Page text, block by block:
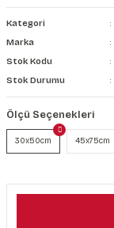
Duvar Kanvası
Kategori
Marka
Stok Kodu
Stok Durumu
Ölçü Seçenekleri
30x50cm 45x75cm